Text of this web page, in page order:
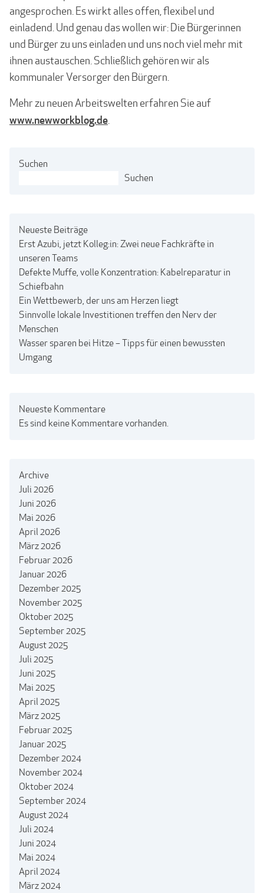
angesprochen. Es wirkt alles offen, flexibel und
einladend. Und genau das wollen wir: Die Bürgerinnen
und Bürger zu uns einladen und uns noch viel mehr mit
ihnen austauschen. Schließlich gehören wir als
kommunaler Versorger den Bürgern.
Mehr zu neuen Arbeitswelten erfahren Sie auf
www.newworkblog.de.
Suchen
Suchen
Neueste Beiträge
Erst Azubi, jetzt Kolleg:in: Zwei neue Fachkräfte in
unseren Teams
Defekte Muffe, volle Konzentration: Kabelreparatur in
Schiefbahn
Ein Wettbewerb, der uns am Herzen liegt
Sinnvolle lokale Investitionen treffen den Nerv der
Menschen
Wasser sparen bei Hitze – Tipps für einen bewussten
Umgang
Neueste Kommentare
Es sind keine Kommentare vorhanden.
Archive
Juli 2026
Juni 2026
Mai 2026
April 2026
März 2026
Februar 2026
Januar 2026
Dezember 2025
November 2025
Oktober 2025
September 2025
August 2025
Juli 2025
Juni 2025
Mai 2025
April 2025
März 2025
Februar 2025
Januar 2025
Dezember 2024
November 2024
Oktober 2024
September 2024
August 2024
Juli 2024
Juni 2024
Mai 2024
April 2024
März 2024